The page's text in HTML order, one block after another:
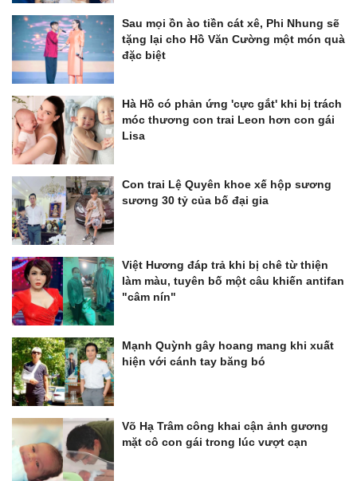
Sau mọi ồn ào tiền cát xê, Phi Nhung sẽ
tặng lại cho Hồ Văn Cường một món quà
đặc biệt
Hà Hồ có phản ứng 'cực gắt' khi bị trách
móc thương con trai Leon hơn con gái
Lisa
Con trai Lệ Quyên khoe xế hộp sương
sương 30 tỷ của bố đại gia
Việt Hương đáp trả khi bị chê từ thiện
làm màu, tuyên bố một câu khiến antifan
"câm nín"
Mạnh Quỳnh gây hoang mang khi xuất
hiện với cánh tay băng bó
Võ Hạ Trâm công khai cận ảnh gương
mặt cô con gái trong lúc vượt cạn